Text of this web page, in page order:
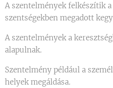
A szentelmények felkészítik
szentségekben megadott
A szentelmények a
alapulnak.
Szentelmény például a
helyek megáldása.